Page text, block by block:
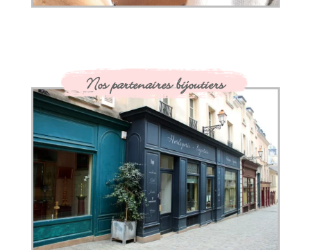
Nos partenaires bijoutiers